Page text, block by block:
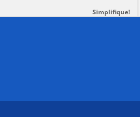
Simplifique!